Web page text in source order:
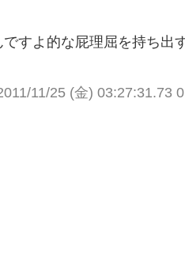
すよ的な屁理屈を持ち出
11/25 (金) 03:27:31.73 0